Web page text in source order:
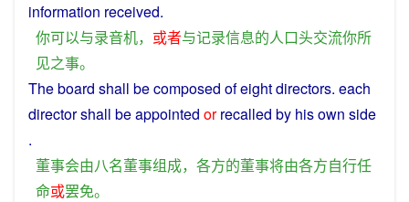
information received.
你可以与录音机， 或者与记录信息的人口头交流你所
见之事。
Theboard shall becomposed ofeightdirectors. each
directorshall beappointed or recalled by hisown side
.
董事会由八名董事组成， 各方的董事将由各方自行任
命或罢免。